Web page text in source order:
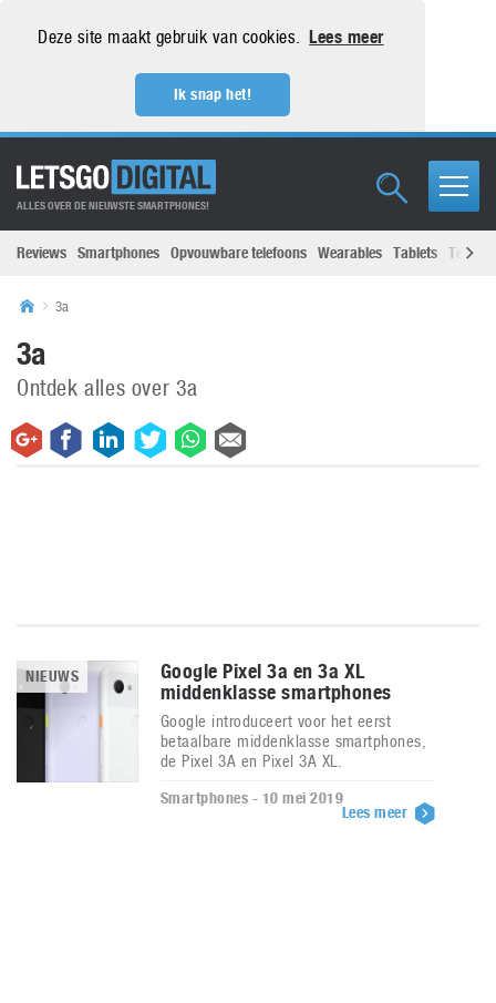
Deze site maakt gebruik van cookies. Lees meer
Ik snap het!
ALLES OVER DE NIEUWSTE SMARTPHONES!
Reviews Smartphones Opvouwbare telefoons Wearables Tablets
3a
3a
Ontdek alles over 3a
NIEUWS
Google Pixel 3a en 3a XL
middenklasse smartphones
Google introduceert voor het eerst
betaalbare middenklasse smartphones,
de Pixel 3A en Pixel 3A XL.
Smartphones - 10 mei 2019
Lees meer